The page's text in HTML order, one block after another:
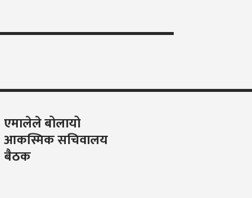
एमालेले बोलायो
आकस्मिक सचिवालय
बैठक